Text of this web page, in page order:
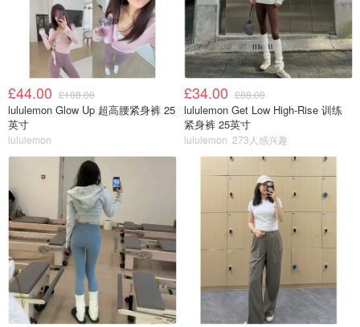
£44.00 £108.00
lululemon Glow Up 超高腰紧身裤 25
英寸
lululemon
£34.00 £88.00
lululemon Get Low High-Rise 训练
紧身裤 25英寸
lululemon 273人感兴趣